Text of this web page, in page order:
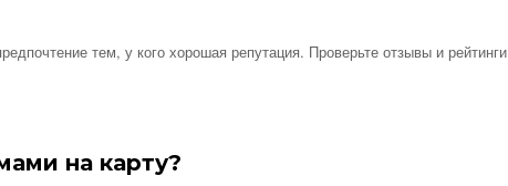
тем, у кого хорошая репутация. Проверьте отзывы и рейтинги
на карту?